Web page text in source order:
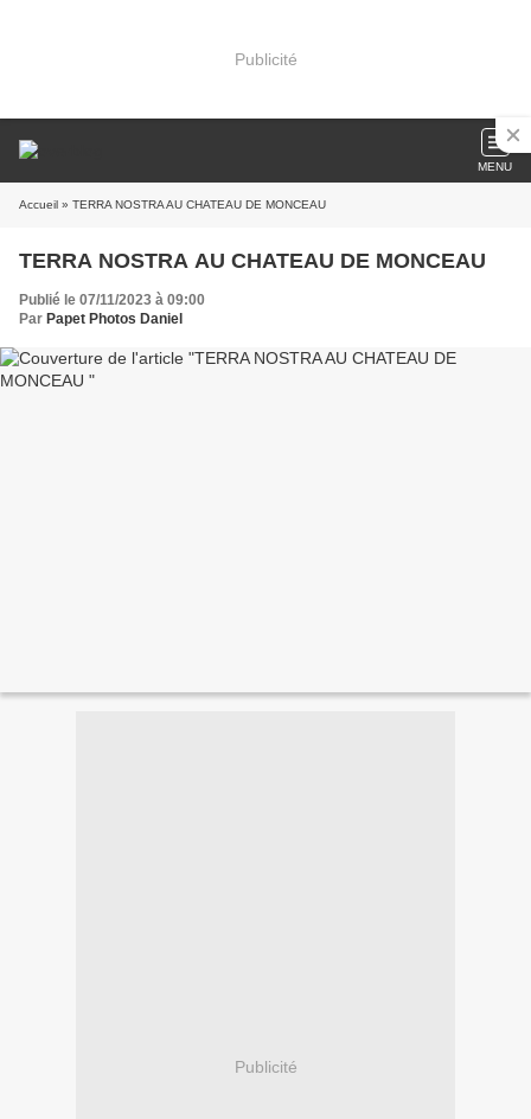
Publicité
MENU
Accueil » TERRA NOSTRA AU CHATEAU DE MONCEAU
TERRA NOSTRA AU CHATEAU DE MONCEAU
Publié le 07/11/2023 à 09:00
Par Papet Photos Daniel
Publicité